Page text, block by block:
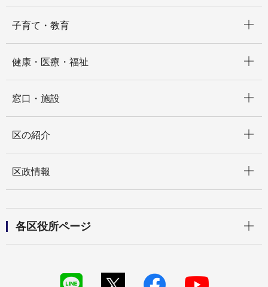
子育て・教育
健康・医療・福祉
窓口・施設
区の紹介
区政情報
各区役所ページ